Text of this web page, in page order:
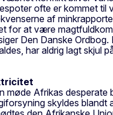
ofte er kommet
af
for at være
Den Danske
har aldrig lagt skjul
møde Afrikas
skyldes